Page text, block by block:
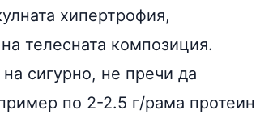
хипертрофия,
телесната композиция.
сигурно, не пречи да
по 2-2.5 г/рама протеин